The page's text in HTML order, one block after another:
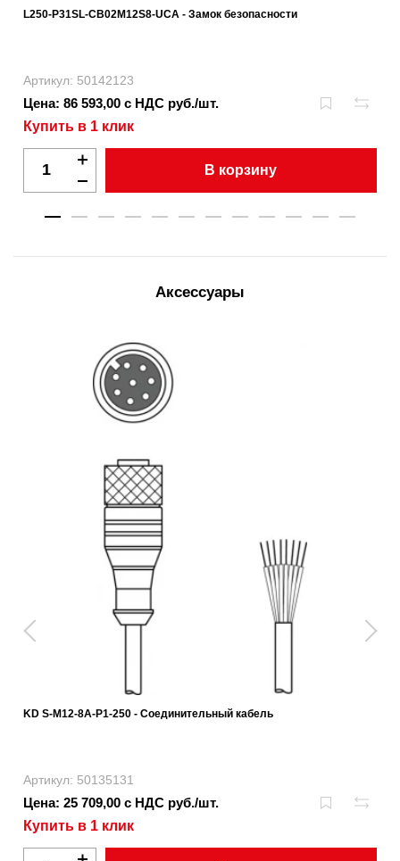
L250-P31SL-CB02M12S8-UCA - Замок безопасности
Артикул: 50142123
Цена: 86 593,00 с НДС руб./шт.
Купить в 1 клик
В корзину
Аксессуары
KD S-M12-8A-P1-250 - Соединительный кабель
Артикул: 50135131
Цена: 25 709,00 с НДС руб./шт.
Купить в 1 клик